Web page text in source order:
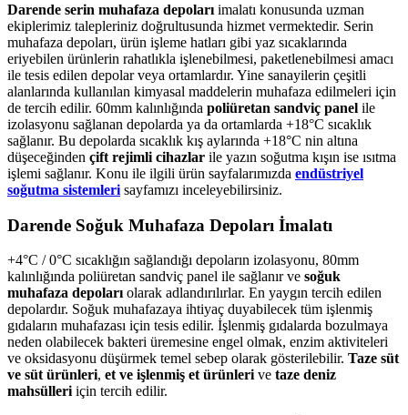
Darende serin muhafaza depoları imalatı konusunda uzman
ekiplerimiz talepleriniz doğrultusunda hizmet vermektedir. Serin
muhafaza depoları, ürün işleme hatları gibi yaz sıcaklarında
eriyebilen ürünlerin rahatlıkla işlenebilmesi, paketlenebilmesi amacı
ile tesis edilen depolar veya ortamlardır. Yine sanayilerin çeşitli
alanlarında kullanılan kimyasal maddelerin muhafaza edilmeleri için
de tercih edilir. 60mm kalınlığında poliüretan sandviç panel ile
izolasyonu sağlanan depolarda ya da ortamlarda +18°C sıcaklık
sağlanır. Bu depolarda sıcaklık kış aylarında +18°C nin altına
düşeceğinden çift rejimli cihazlar ile yazın soğutma kışın ise ısıtma
işlemi sağlanır. Konu ile ilgili ürün sayfalarımızda endüstriyel
soğutma sistemleri sayfamızı inceleyebilirsiniz.
Darende Soğuk Muhafaza Depoları İmalatı
+4°C / 0°C sıcaklığın sağlandığı depoların izolasyonu, 80mm
kalınlığında poliüretan sandviç panel ile sağlanır ve soğuk
muhafaza depoları olarak adlandırılırlar. En yaygın tercih edilen
depolardır. Soğuk muhafazaya ihtiyaç duyabilecek tüm işlenmiş
gıdaların muhafazası için tesis edilir. İşlenmiş gıdalarda bozulmaya
neden olabilecek bakteri üremesine engel olmak, enzim aktiviteleri
ve oksidasyonu düşürmek temel sebep olarak gösterilebilir. Taze süt
ve süt ürünleri, et ve işlenmiş et ürünleri ve taze deniz
mahsülleri için tercih edilir.